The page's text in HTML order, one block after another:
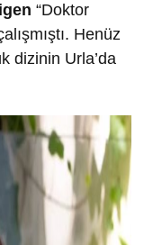
“Doktor
Henüz
dizinin Urla’da